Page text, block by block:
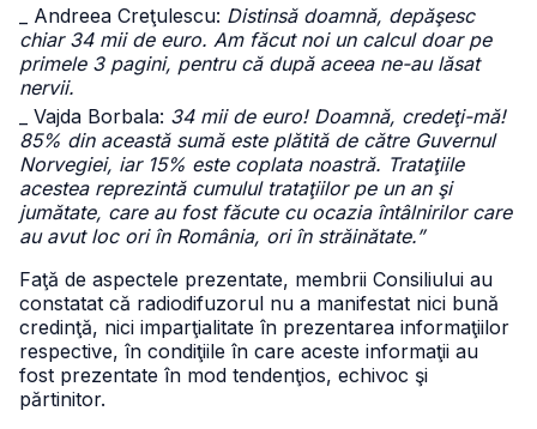
_ Andreea Creţulescu: Distinsă doamnă, depăşesc
chiar 34 mii de euro. Am făcut noi un calcul doar pe
primele 3 pagini, pentru că după aceea ne-au lăsat
nervii.
_ Vajda Borbala: 34 mii de euro! Doamnă, credeţi-mă!
85% din această sumă este plătită de către Guvernul
Norvegiei, iar 15% este coplata noastră. Trataţiile
acestea reprezintă cumulul trataţiilor pe un an şi
jumătate, care au fost făcute cu ocazia întâlnirilor care
au avut loc ori în România, ori în străinătate.”
Faţă de aspectele prezentate, membrii Consiliului au
constatat că radiodifuzorul nu a manifestat nici bună
credinţă, nici imparţialitate în prezentarea informaţiilor
respective, în condiţiile în care aceste informaţii au
fost prezentate în mod tendenţios, echivoc şi
părtinitor.